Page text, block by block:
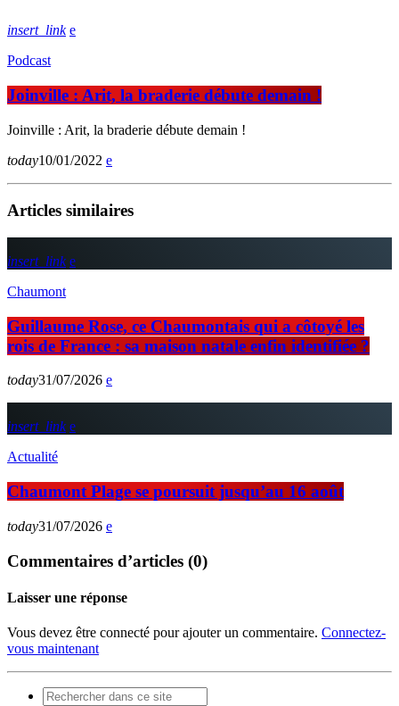
insert_link
Podcast
Joinville : Arit, la braderie débute demain !
Joinville : Arit, la braderie débute demain !
today10/01/2022
Articles similaires
insert_link
Chaumont
Guillaume Rose, ce Chaumontais qui a côtoyé les
rois de France : sa maison natale enfin identifiée ?
today31/07/2026
insert_link
Actualité
Chaumont Plage se poursuit jusqu’au 16 août
today31/07/2026
Commentaires d’articles (0)
Laisser une réponse
Vous devez être connecté pour ajouter un commentaire. Connectez-
vous maintenant